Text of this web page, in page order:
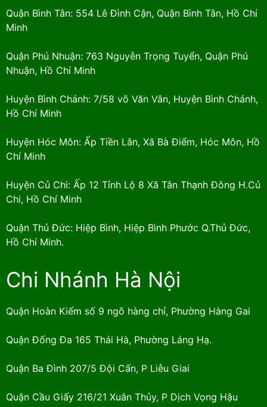
Quận Bình Tân: 554 Lê Đình Cận, Quận Bình Tân, Hồ Chí
Minh
Quận Phú Nhuận: 763 Nguyễn Trọng Tuyển, Quận Phú
Nhuận, Hồ Chí Minh
Huyện Bình Chánh: 7/58 võ Văn Vân, Huyện Bình Chánh,
Hồ Chí Minh
Huyện Hóc Môn: Ấp Tiền Lân, Xã Bà Điểm, Hóc Môn, Hồ
Chí Minh
Huyện Củ Chi: Ấp 12 Tỉnh Lộ 8 Xã Tân Thạnh Đông H.Củ
Chi, Hồ Chí Minh
Quận Thủ Đức: Hiệp Bình, Hiệp Bình Phước Q.Thủ Đức,
Hồ Chí Minh.
Chi Nhánh Hà Nội
Quận Hoàn Kiếm số 9 ngõ hàng chỉ, Phường Hàng Gai
Quận Đống Đa 165 Thái Hà, Phường Láng Hạ.
Quận Ba Đình 207/5 Đội Cấn, P Liễu Giai
Quận Cầu Giấy 216/21 Xuân Thủy, P Dịch Vọng Hậu